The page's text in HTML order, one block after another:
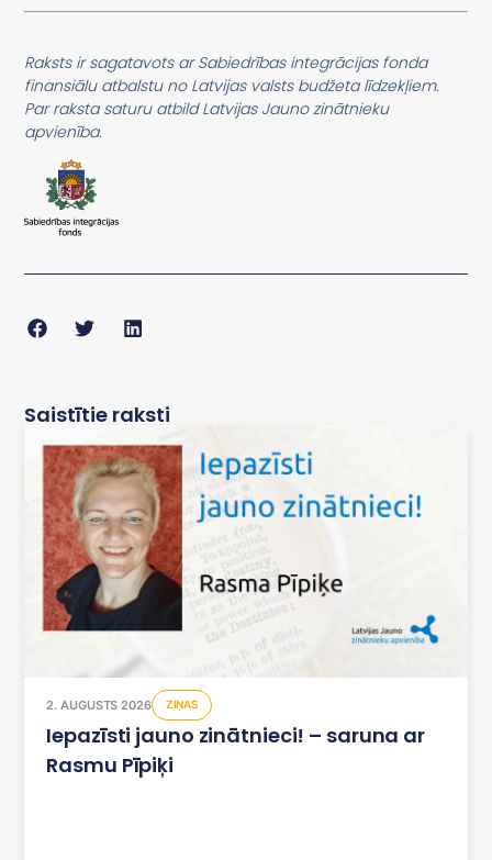
Raksts ir sagatavots ar Sabiedrības integrācijas fonda
finansiālu atbalstu no Latvijas valsts budžeta līdzekļiem.
Par raksta saturu atbild Latvijas Jauno zinātnieku
apvienība.
Saistītie raksti
2. AUGUSTS 2026 ZIŅAS
Iepazīsti jauno zinātnieci! – saruna ar
Rasmu Pīpiķi